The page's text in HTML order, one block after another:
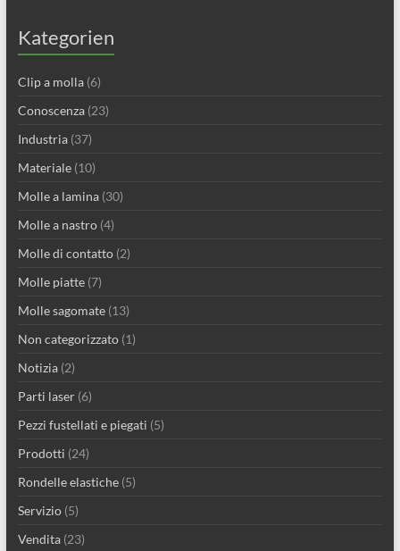
Kategorien
Clip a molla(6)
Conoscenza(23)
Industria(37)
Materiale(10)
Molle a lamina(30)
Molle a nastro(4)
Molle di contatto(2)
Molle piatte(7)
Molle sagomate(13)
Non categorizzato(1)
Notizia(2)
Parti laser(6)
Pezzi fustellati e piegati (5)
Prodotti (24)
Rondelle elastiche(5)
Servizio(5)
Vendita(23)